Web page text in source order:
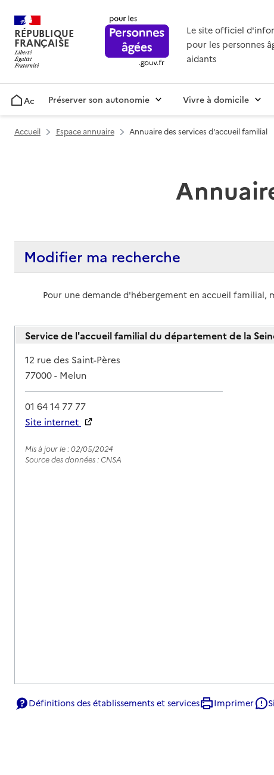
RÉPUBLIQUE
FRANÇAISE
Le site officiel
pour les personnes
aidants
AccueilPréserver son autonomie Vivre à domicile
Accueil Espace annuaire Annuaire des services d'accueil familial
Modifier ma recherche
Pour une demande d'hébergement en accueil familial,
Service de l'accueil familial du département de la
Adresse
12 rue des Saint-Pères
77000- Melun
01 64 14 77 77
Site internet
Mis à jour le : 02/05/2024
Source des données : CNSA
Définitions des établissements et services Imprimer